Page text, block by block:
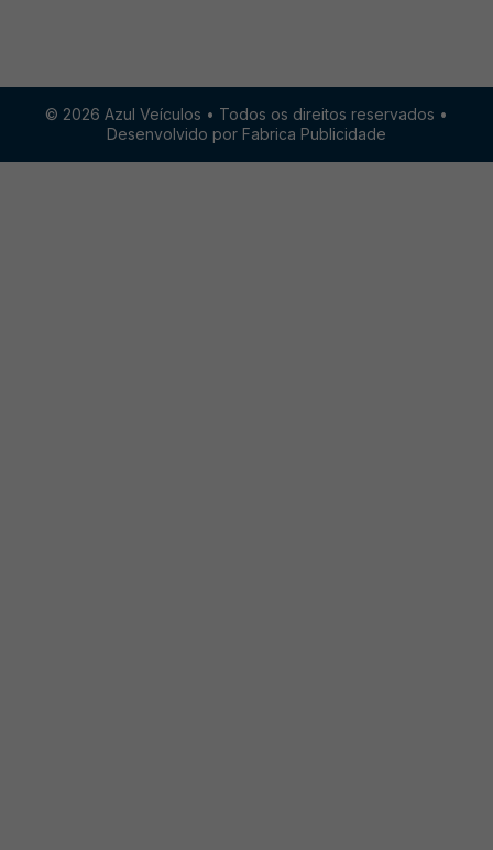
© 2026 Azul Veículos • Todos os direitos reservados •
Desenvolvido por Fabrica Publicidade